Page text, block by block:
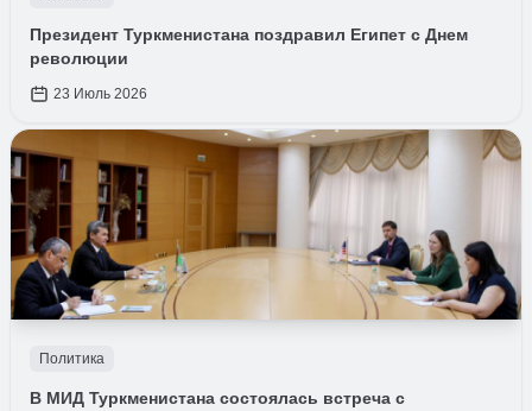
Президент Туркменистана поздравил Египет с Днем
революции
23 Июль 2026
Политика
В МИД Туркменистана состоялась встреча с